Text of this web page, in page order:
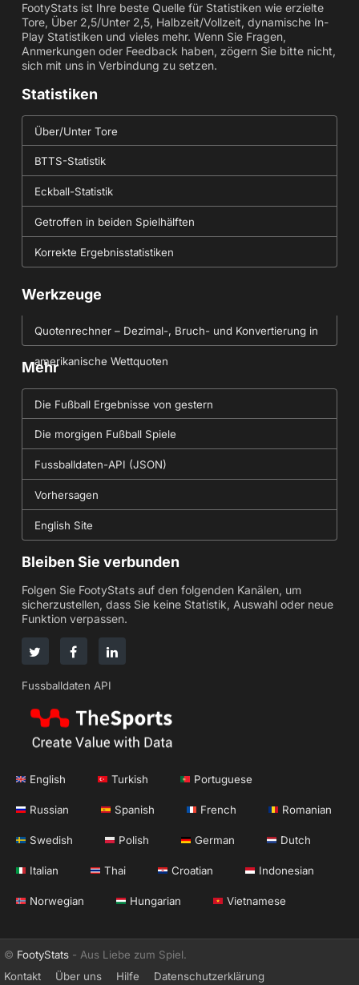
FootyStats ist Ihre beste Quelle für Statistiken wie erzielte
Tore, Über 2,5/Unter 2,5, Halbzeit/Vollzeit, dynamische In-
Play Statistiken und vieles mehr. Wenn Sie Fragen,
Anmerkungen oder Feedback haben, zögern Sie bitte nicht,
sich mit uns in Verbindung zu setzen.
Statistiken
Über/Unter Tore
BTTS-Statistik
Eckball-Statistik
Getroffen in beiden Spielhälften
Korrekte Ergebnisstatistiken
Werkzeuge
Quotenrechner – Dezimal-, Bruch- und Konvertierung in
amerikanische Wettquoten
Mehr
Die Fußball Ergebnisse von gestern
Die morgigen Fußball Spiele
Fussballdaten-API (JSON)
Vorhersagen
English Site
Bleiben Sie verbunden
Folgen Sie FootyStats auf den folgenden Kanälen, um
sicherzustellen, dass Sie keine Statistik, Auswahl oder neue
Funktion verpassen.
Fussballdaten API
English Turkish Portuguese
Russian Spanish French Romanian
Swedish Polish German Dutch
Italian Thai Croatian Indonesian
Norwegian Hungarian Vietnamese
© FootyStats - Aus Liebe zum Spiel.
Kontakt
Über uns Hilfe Datenschutzerklärung